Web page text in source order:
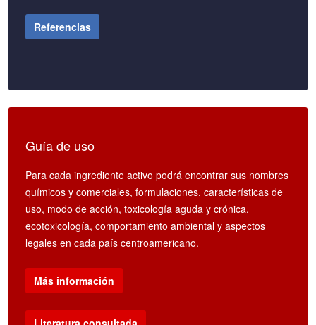
Referencias
Guía de uso
Para cada ingrediente activo podrá encontrar sus nombres
químicos y comerciales, formulaciones, características de
uso, modo de acción, toxicología aguda y crónica,
ecotoxicología, comportamiento ambiental y aspectos
legales en cada país centroamericano.
Más información